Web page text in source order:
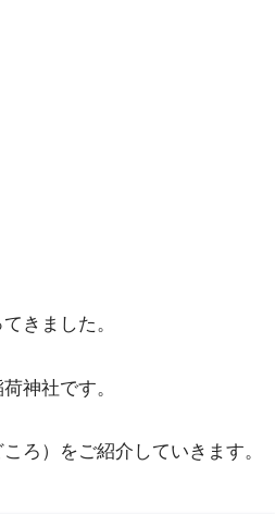
きました。
神社です。
ろ）をご紹介していきます。